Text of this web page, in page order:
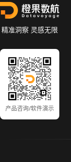
精准洞察 灵感无限
产品咨询/软件演示